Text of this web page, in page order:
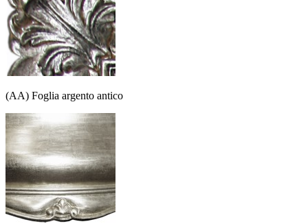
(AA) Foglia argento antico